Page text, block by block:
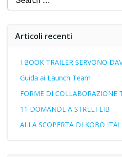
Articoli recenti
I BOOK TRAILER SERVONO
Guida ai Launch Team
FORME DI COLLABORAZIONE
11 DOMANDE A STREETLIB
ALLA SCOPERTA DI KOBO